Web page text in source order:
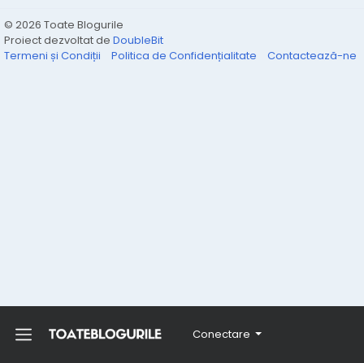
Conectare
© 2026 Toate Blogurile
Proiect dezvoltat de DoubleBit
Termeni și Condiții
Politica de Confidențialitate Contactează-ne